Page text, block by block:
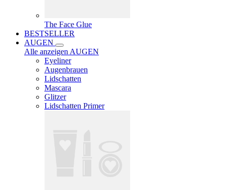
The Face Glue
BESTSELLER
AUGEN
Alle anzeigen AUGEN
Eyeliner
Augenbrauen
Lidschatten
Mascara
Glitzer
Lidschatten Primer